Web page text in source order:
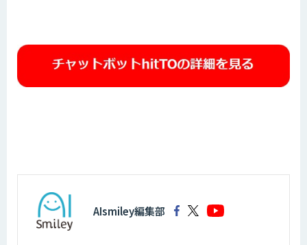
AIsmiley編集部